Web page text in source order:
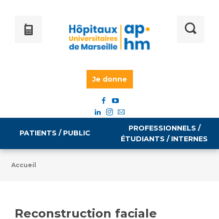
Je donne
PATIENTS / PUBLIC
PROFESSIONNELS /
ÉTUDIANTS / INTERNES
Emploi / formation
Accueil
Reconstruction faciale